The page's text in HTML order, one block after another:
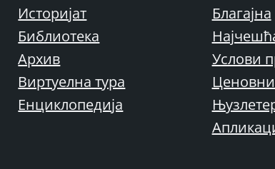
Историјат
Библиотека
Архив
Виртуелна тура
Енциклопедија
Благајна
Услови